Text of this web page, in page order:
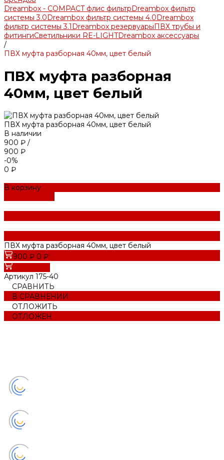
Dreambox - COMPACT флис фильтрDreambox фильтр
системы 3.0Dreambox фильтр системы 4.0Dreambox
фильтр системы 3.1Dreambox резервуарыПВХ трубы и
фитингиСветильники RE-LIGHTDreambox аксессуары
/
ПВХ муфта разборная 40мм, цвет белый
ПВХ муфта разборная
40мм, цвет белый
ПВХ муфта разборная 40мм, цвет белый
В наличии
900 ₽ /
900 ₽
-0%
0 ₽
В корзину
ПВХ муфта разборная 40мм, цвет белый
900 ₽ 0 ₽
Артикул 175-40
СРАВНИТЬ
В СРАВНЕНИИ
ОТЛОЖИТЬ
ОТЛОЖЕН